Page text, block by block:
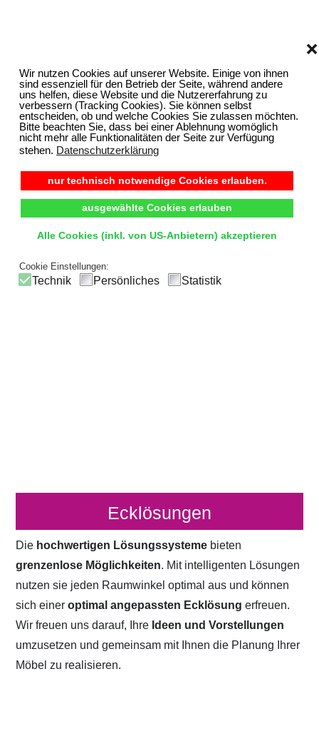
Wir nutzen Cookies auf unserer Website. Einige von ihnen
sind essenziell für den Betrieb der Seite, während andere
uns helfen, diese Website und die Nutzererfahrung zu
verbessern (Tracking Cookies). Sie können selbst
entscheiden, ob und welche Cookies Sie zulassen möchten.
Bitte beachten Sie, dass bei einer Ablehnung womöglich
nicht mehr alle Funktionalitäten der Seite zur Verfügung
stehen. Datenschutzerklärung
nur technisch notwendige Cookies erlauben.
ausgewählte Cookies erlauben
Alle Cookies (inkl. von US-Anbietern) akzeptieren
❌
Cookie Einstellungen:
Technik Persönliches Statistik
Ecklösungen
Die hochwertigen Lösungssysteme bieten
grenzenlose Möglichkeiten. Mit intelligenten Lösungen
nutzen sie jeden Raumwinkel optimal aus und können
sich eineroptimal angepassten Ecklösung erfreuen.
Wir freuen uns darauf, Ihre Ideen und Vorstellungen
umzusetzen und gemeinsam mit Ihnen die Planung Ihrer
Möbel zu realisieren.